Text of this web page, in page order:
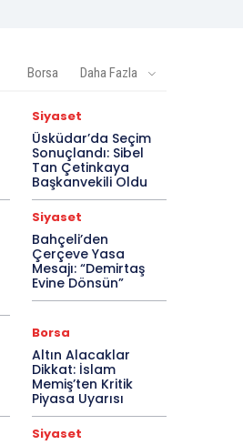
Borsa Daha Fazla
Siyaset
Üsküdar’da Seçim
Sonuçlandı: Sibel
Tan Çetinkaya
Başkanvekili Oldu
Siyaset
Bahçeli’den
Çerçeve Yasa
Mesajı: “Demirtaş
Evine Dönsün”
Borsa
Altın Alacaklar
Dikkat: İslam
Memiş’ten Kritik
Piyasa Uyarısı
Siyaset